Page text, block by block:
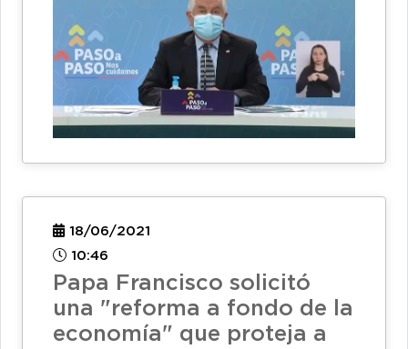
18/06/2021
10:46
Papa Francisco solicitó
una "reforma a fondo de la
economía" que proteja a